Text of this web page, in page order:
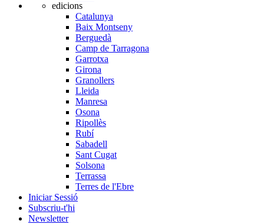
edicions
Catalunya
Baix Montseny
Berguedà
Camp de Tarragona
Garrotxa
Girona
Granollers
Lleida
Manresa
Osona
Ripollès
Rubí
Sabadell
Sant Cugat
Solsona
Terrassa
Terres de l'Ebre
Iniciar Sessió
Subscriu-t'hi
Newsletter